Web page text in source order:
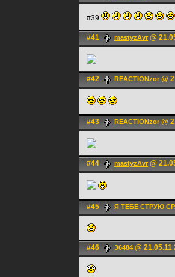
#39
#41 mastyzAvr @
#42 REACTIONzor @
#43 REACTIONzor @
#44 mastyzAvr @
#45 Я ТЕБЕ СТРУЮ
#46 З6484 @ 21.05.11